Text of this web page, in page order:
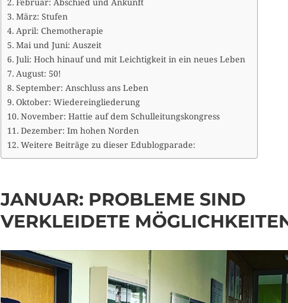
Februar: Abschied und Ankunft
März: Stufen
April: Chemotherapie
Mai und Juni: Auszeit
Juli: Hoch hinauf und mit Leichtigkeit in ein neues Leben
August: 50!
September: Anschluss ans Leben
Oktober: Wiedereingliederung
November: Hattie auf dem Schulleitungskongress
Dezember: Im hohen Norden
Weitere Beiträge zu dieser Edublogparade:
JANUAR: PROBLEME SIND
VERKLEIDETE